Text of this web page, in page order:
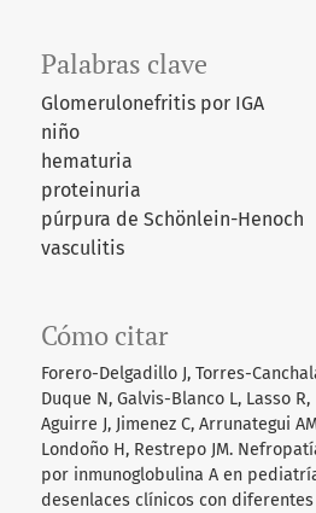
Palabras clave
Glomerulonefritis por IGA
niño
hematuria
proteinuria
púrpura de Schönlein-Henoch
vasculitis
Cómo citar
Forero-Delgadillo J, Torres-
Duque N, Galvis-Blanco L, Lasso R,
Aguirre J, Jimenez C, Arrunategui
Londoño H, Restrepo JM.
por inmunoglobulina A en
desenlaces clínicos con diferentes